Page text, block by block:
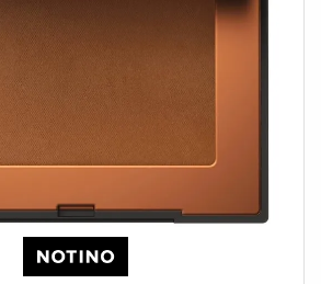
du front, sous les paumelles, sur la
du menton et de chaque côté du nez
visage et en accentuez le contour.